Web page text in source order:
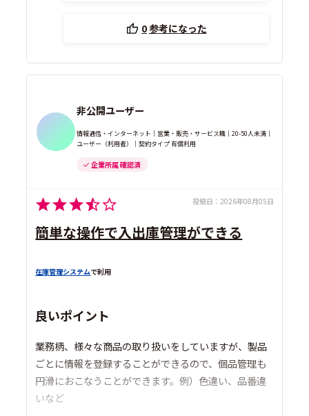
0参考になった
非公開ユーザー
情報通信・インターネット｜営業・販売・サービス職｜20-50人未満｜
ユーザー（利用者）｜契約タイプ 有償利用
企業所属 確認済
投稿日： 2026年08月05日
簡単な操作で入出庫管理ができる
在庫管理システムで利用
良いポイント
業務柄、様々な商品の取り扱いをしていますが、製品
ごとに情報を登録することができるので、個品管理も
円滑におこなうことができます。例）色違い、品番違
いなど